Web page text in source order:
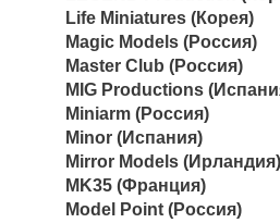
Life Miniatures (Корея)
Magic Models (Россия)
Master Club (Россия)
MIG Productions
Miniarm (Россия)
Minor (Испания)
Mirror Models (Ирландия)
MK35 (Франция)
Model Point (Россия)